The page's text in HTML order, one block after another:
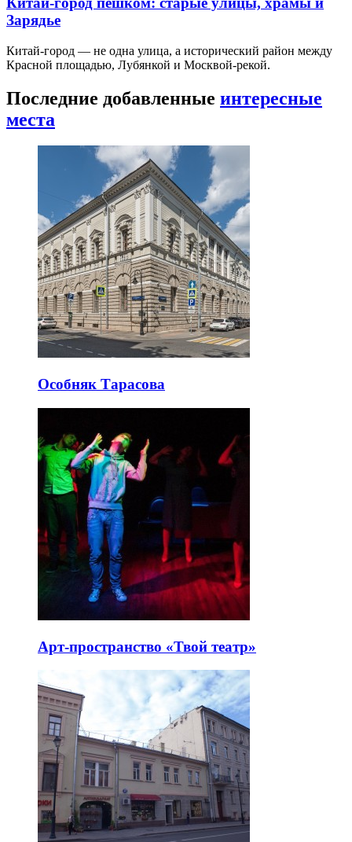
Зарядье
Китай-город — не одна улица, а исторический район между
Красной площадью, Лубянкой и Москвой-рекой.
Последние добавленные интересные
места
Особняк Тарасова
Арт-пространство «Твой театр»